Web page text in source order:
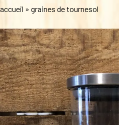
accueil » graines de tournesol